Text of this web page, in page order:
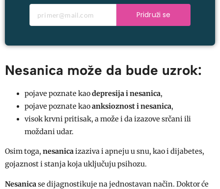
Pridruži se
Nesanica može da bude uzrok:
pojave poznate kaodepresija i nesanica,
pojave poznate kaoanksioznost i nesanica,
visok krvni pritisak, a može i da izazove srčani ili
moždani udar.
Osim toga, nesanicaizaziva i apneju u snu, kao i dijabetes,
gojaznost i stanja koja uključuju psihozu.
Nesanicase dijagnostikuje na jednostavan način. Doktor će